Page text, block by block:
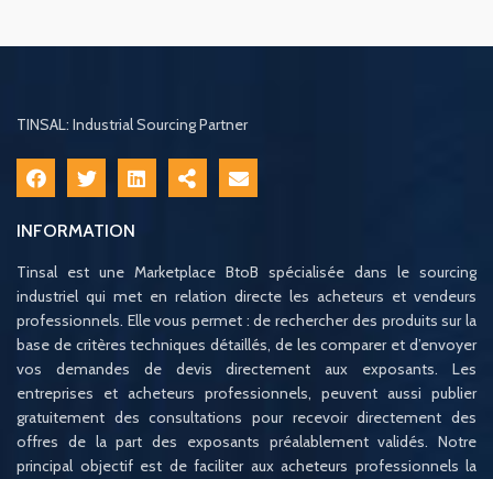
TINSAL: Industrial Sourcing Partner
INFORMATION
Tinsal est une Marketplace BtoB spécialisée dans le sourcing
industriel qui met en relation directe les acheteurs et vendeurs
professionnels. Elle vous permet : de rechercher des produits sur la
base de critères techniques détaillés, de les comparer et d’envoyer
vos demandes de devis directement aux exposants. Les
entreprises et acheteurs professionnels, peuvent aussi publier
gratuitement des consultations pour recevoir directement des
offres de la part des exposants préalablement validés. Notre
principal objectif est de faciliter aux acheteurs professionnels la